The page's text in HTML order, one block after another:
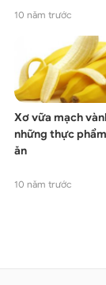
10 năm trước
Xơ vữa mạch
những thực
ăn
10 năm trước